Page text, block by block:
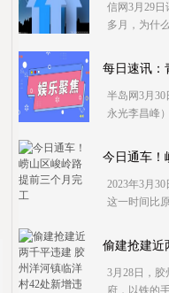
信网3月29日
多月，为什
到了
每日速讯：
半岛网3月
永光李昌峰
务部门会第
今日通车！
2023年3月
这一时间比
全长约1400
偷建抢建近
3月28日，
府，以铁的